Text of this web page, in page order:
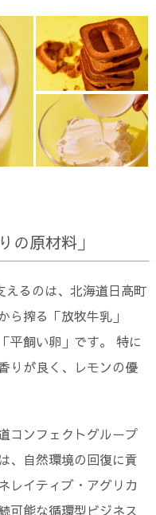
の原材料」
えるのは、北海道日高町
ら搾る「放牧牛乳」
平飼い卵」です。 特に
りが良く、レモンの優
コンフェクトグループ
、自然環境の回復に貢
レイティブ・アグリカ
可能な循環型ビジネス